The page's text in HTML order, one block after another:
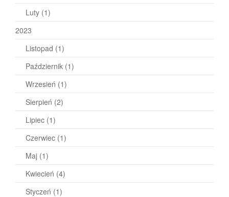
Luty (1)
2023
Listopad (1)
Październik (1)
Wrzesień (1)
Sierpień (2)
Lipiec (1)
Czerwiec (1)
Maj (1)
Kwiecień (4)
Styczeń (1)